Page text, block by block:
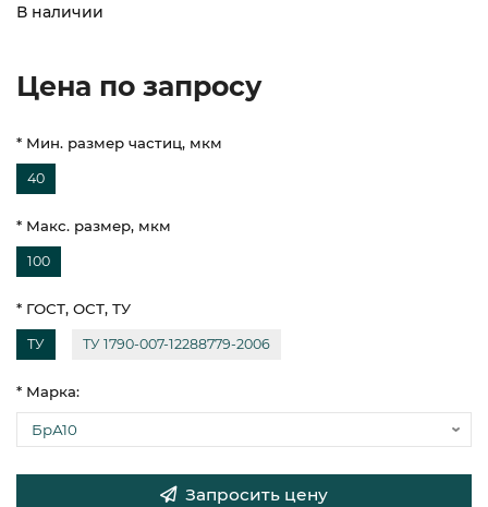
В наличии
Цена по запросу
* Мин. размер частиц, мкм
40
* Макс. размер, мкм
100
* ГОСТ, ОСТ, ТУ
ТУ ТУ 1790-007-12288779-2006
* Марка:
Запросить цену